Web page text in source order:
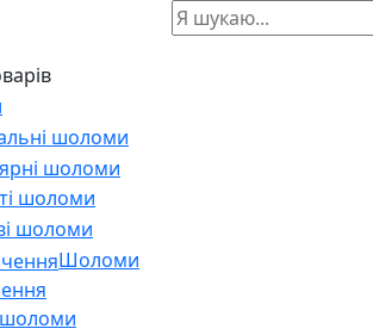
шоломи
шоломи
шоломи
шоломи
Шоломи